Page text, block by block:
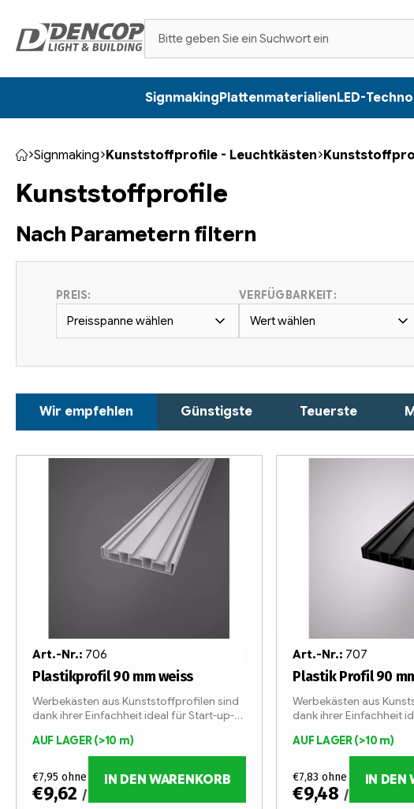
Inhalt
springen
SignmakingPlattenmaterialienLED-
Startseite
Signmaking Kunststoffprofile - Leuchtkästen
Kunststoffprofile
Nach Parametern filtern
PREIS:
Preisspanne wählen
VERFÜGBARKEIT:
Wert wählen
r
Wir empfehlen Günstigste Teuerste
Plastikprofil 90 mm weiss
AUF LAGER(>10 m)
€7,95 ohne MwSt.
€9,62 / m
IN DEN WARENKORB
Werbekästen aus Kunststoffprofilen sind
dank ihrer Einfachheit ideal für Start-up-
Lichtwerbung.
Art.-Nr.: 706
Plastik Profil 90
AUF LAGER(>10 m)
€7,83 ohne MwSt.
€9,48 / m
IN DEN
Werbekästen aus
dank ihrer Einfachheit
Lichtwerbung.
Art.-Nr.: 707